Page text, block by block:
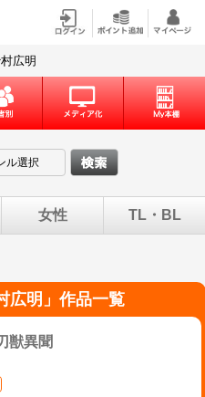
広明
女性 TL・BL
広明 」作品一覧
獣異聞